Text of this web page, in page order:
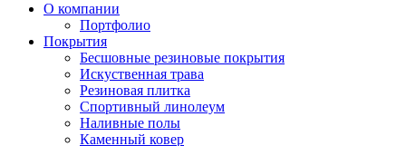
О компании
Портфолио
Покрытия
Бесшовные резиновые покрытия
Искуственная трава
Резиновая плитка
Спортивный линолеум
Наливные полы
Каменный ковер